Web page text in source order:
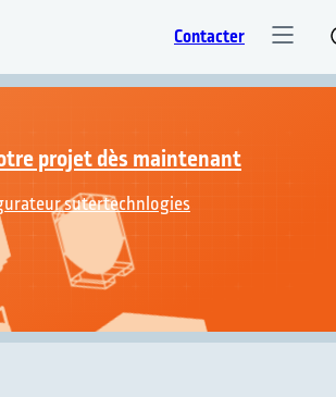
Contacter
projet dès maintenant
sutertechnlogies